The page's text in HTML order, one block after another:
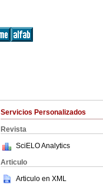
Servicios Personalizados
Revista
SciELO Analytics
Articulo
Articulo en XML